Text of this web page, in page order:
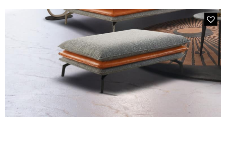
MODÈLE 2744 POUF
Pouf en tissu Jaune Safran